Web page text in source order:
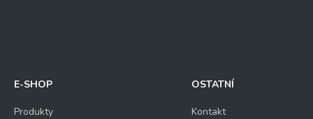
E-SHOP
Produkty
OSTATNÍ
Kontakt